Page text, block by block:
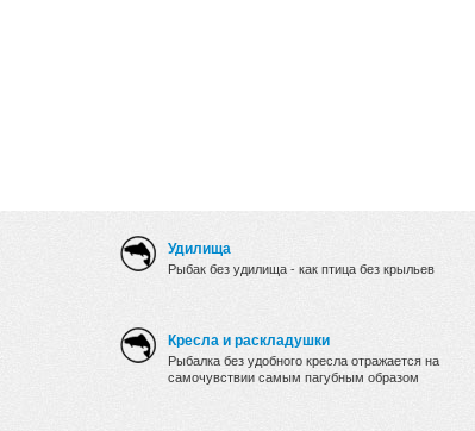
Удилища
Рыбак без удилища - как птица без крыльев
Кресла и раскладушки
Рыбалка без удобного кресла отражается на
самочувствии самым пагубным образом